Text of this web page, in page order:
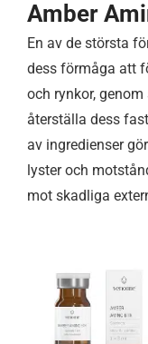
Amber
En av de största
dess förmåga att
och rynkor,
återställa dess
av ingredienser
lyster och
mot skadliga